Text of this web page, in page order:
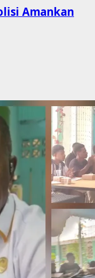
Amankan